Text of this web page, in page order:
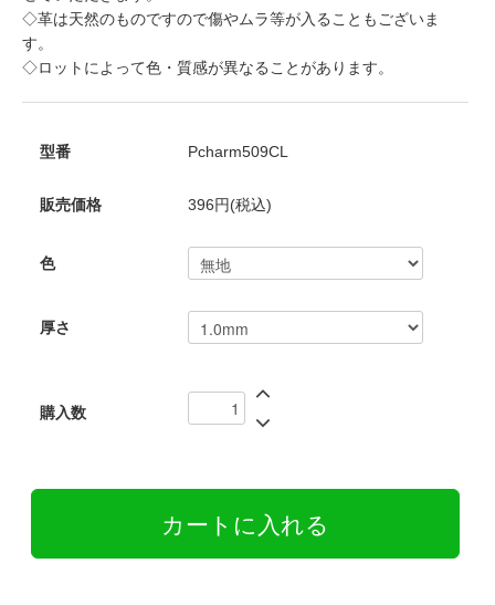
◇革は天然のものですので傷やムラ等が入ることもございま
す。
◇ロットによって色・質感が異なることがあります。
型番 Pcharm509CL
販売価格 396円(税込)
色
厚さ
購入数